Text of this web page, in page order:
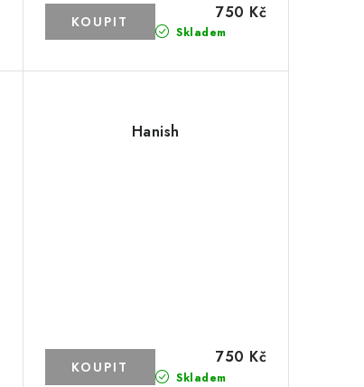
Skladem
750 Kč
Hanish
Skladem
750 Kč